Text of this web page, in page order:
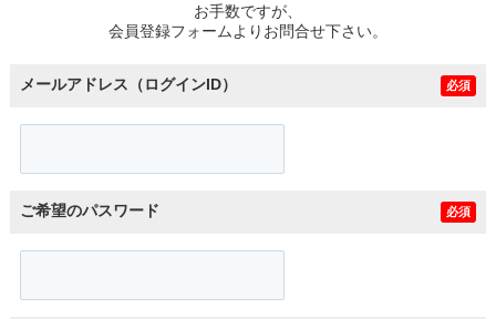
お手数ですが、
会員登録フォームよりお問合せ下さい。
メールアドレス（ログインID） 必須
ご希望のパスワード 必須